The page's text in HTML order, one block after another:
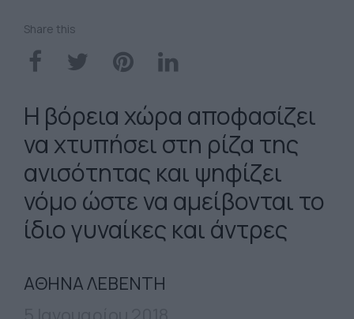
Share this
Η βόρεια χώρα αποφασίζει
να χτυπήσει στη ρίζα της
ανισότητας και ψηφίζει
νόμο ώστε να αμείβονται το
ίδιο γυναίκες και άντρες
ΑΘΗΝΑ ΛΕΒΕΝΤΗ